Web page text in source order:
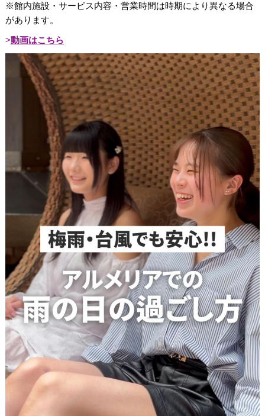
※館内施設・サービス内容・営業時間は時期により異なる場合
があります。
動画はこちら